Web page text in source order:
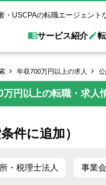
・USCPAの転職エージェント
サービス紹介
士とは？ Web面談サ
転職成功事
ト
の方へ
女性会計士の
未経験分野へ
み手順
認会計士）
会計
年収700万円以上の求人
円以上の転職・求人
件に追加）
・税理士法人 事業